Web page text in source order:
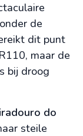
de
dit punt
maar de
bij droog
do
steile